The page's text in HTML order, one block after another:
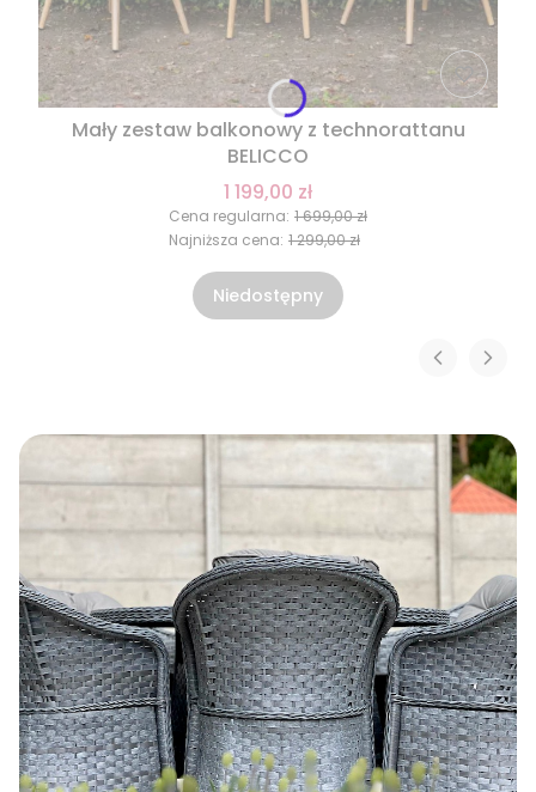
Mały zestaw balkonowy z technorattanu
BELICCO
1 199,00 zł
Cena regularna: 1 699,00 zł
Najniższa cena: 1 299,00 zł
Niedostępny